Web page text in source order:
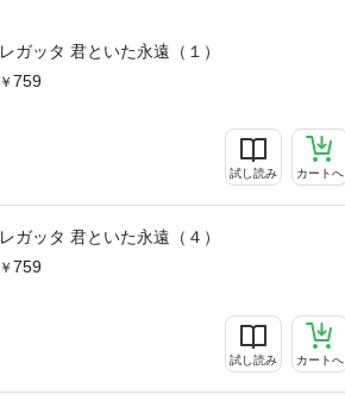
レガッタ 君といた永遠（１）
759
試し読み カートへ
レガッタ 君といた永遠（４）
759
試し読み カートへ